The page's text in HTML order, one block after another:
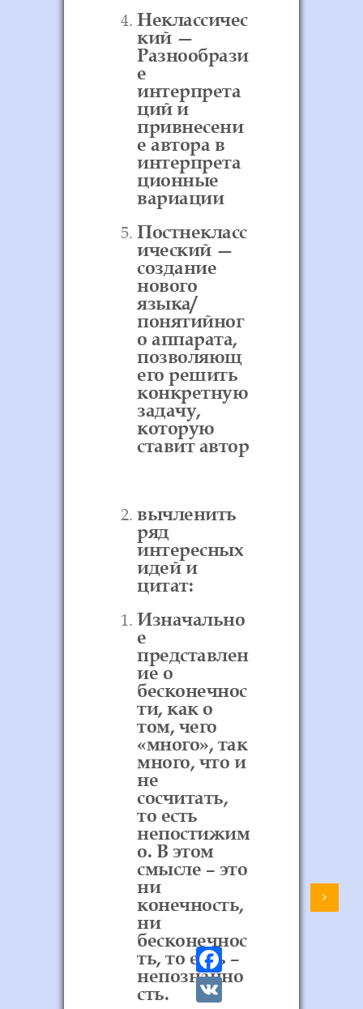
F
a
V
Неклассичес
кий —
Разнообрази
е
интерпрета
ций и
привнесени
е автора в
интерпрета
ционные
вариации
Постнекласс
ический —
создание
нового
языка/
понятийног
о аппарата,
позволяющ
его решить
конкретную
задачу,
которую
ставит автор
вычленить
ряд
интересных
идей и
цитат:
Изначально
е
представлен
ие о
бесконечнос
ти, как о
том, чего
«много», так
много, что и
не
сосчитать,
то есть
непостижим
о. В этом
смысле – это
ни
конечность,
ни
бесконечнос
ть, то есть –
непознанно
сть.